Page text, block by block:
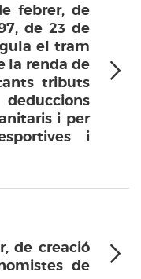
febrer, de
de 23 de
el tram
la renda de
tributs
i per
i
de creació
de